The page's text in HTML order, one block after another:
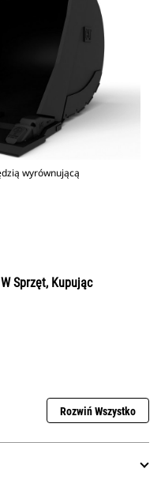
wyrównującą
Sprzęt, Kupując
Rozwiń Wszystko